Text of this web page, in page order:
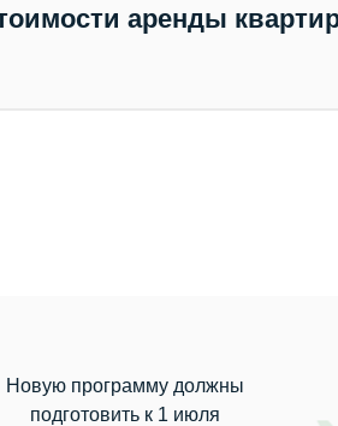
аренды
Новую программу должны
подготовить к 1 июля